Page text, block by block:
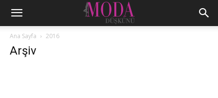
Ana Sayfa 2016
Arşiv